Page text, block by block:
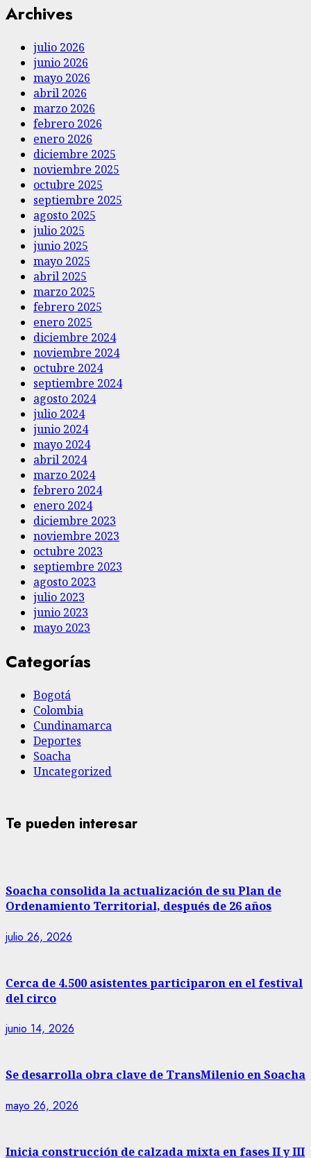
Archives
julio 2026
junio 2026
mayo 2026
abril 2026
marzo 2026
febrero 2026
enero 2026
diciembre 2025
noviembre 2025
octubre 2025
septiembre 2025
agosto 2025
julio 2025
junio 2025
mayo 2025
abril 2025
marzo 2025
febrero 2025
enero 2025
diciembre 2024
noviembre 2024
octubre 2024
septiembre 2024
agosto 2024
julio 2024
junio 2024
mayo 2024
abril 2024
marzo 2024
febrero 2024
enero 2024
diciembre 2023
noviembre 2023
octubre 2023
septiembre 2023
agosto 2023
julio 2023
junio 2023
mayo 2023
Categorías
Bogotá
Colombia
Cundinamarca
Deportes
Soacha
Uncategorized
Te pueden interesar
Soacha consolida la actualización de su Plan de
Ordenamiento Territorial, después de 26 años
julio 26, 2026
Cerca de 4.500 asistentes participaron en el festival
del circo
junio 14, 2026
Se desarrolla obra clave de TransMilenio en Soacha
mayo 26, 2026
Inicia construcción de calzada mixta en fases II y III